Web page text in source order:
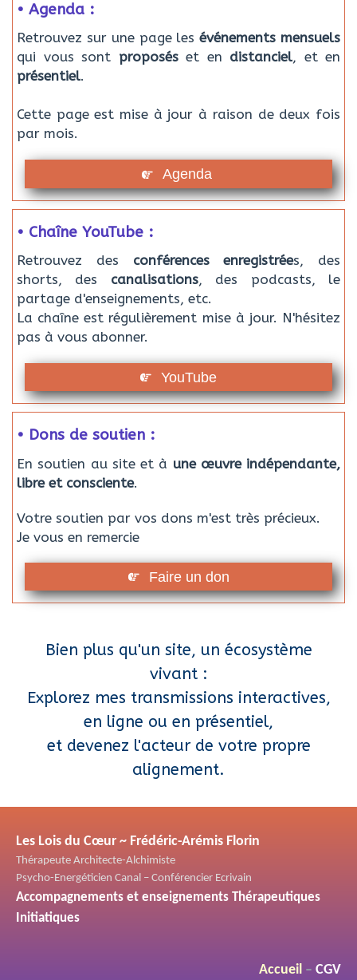
• Agenda :
Retrouvez sur une page lesévénements mensuels
qui vous sont proposéset en distanciel, et en
présentiel.
Cette page est mise à jour à raison de deux fois
par mois.
Agenda
• Chaîne YouTube :
Retrouvez des conférences enregistrées, des
shorts, des canalisations, des podcasts, le
partage d'enseignements, etc.
La chaîne est régulièrement mise à jour. N'hésitez
pas à vous abonner.
YouTube
• Dons de soutien :
En soutien au site et à une œuvre indépendante,
libre et consciente.
Votre soutien par vos dons m'est très précieux.
Je vous en remercie
Faire un don
Bien plus qu'un site, un écosystème
vivant :
Explorez mes transmissions interactives,
en ligne ou en présentiel,
et devenez l'acteur de votre propre
alignement.
Les Lois du Cœur ~ Frédéric-Arémis Florin
Thérapeute Architecte-Alchimiste
Psycho-Energéticien Canal – Conférencier Ecrivain
Accompagnements et enseignements Thérapeutiques
Initiatiques
Accueil – CGV